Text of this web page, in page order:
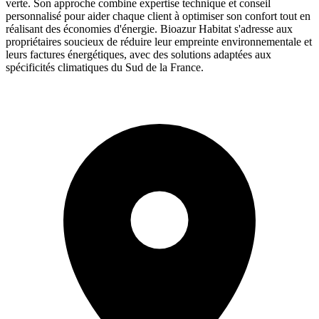
verte. Son approche combine expertise technique et conseil
personnalisé pour aider chaque client à optimiser son confort tout en
réalisant des économies d'énergie. Bioazur Habitat s'adresse aux
propriétaires soucieux de réduire leur empreinte environnementale et
leurs factures énergétiques, avec des solutions adaptées aux
spécificités climatiques du Sud de la France.